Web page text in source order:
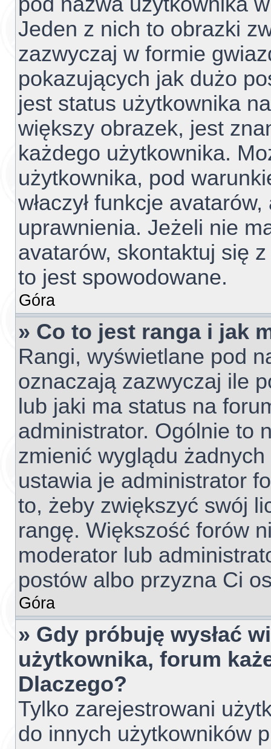
Jeden z nich to obrazki
zazwyczaj w formie
pokazujących jak dużo
jest status użytkownika
większy obrazek, jest
każdego użytkownika.
użytkownika, pod
właczył funkcje
uprawnienia. Jeżeli nie
avatarów, skontaktuj się
to jest spowodowane.
Góra
» Co to jest ranga i jak
Rangi, wyświetlane pod
oznaczają zazwyczaj ile
lub jaki ma status na
administrator. Ogólnie to
zmienić wyglądu
ustawia je administrator
to, żeby zwiększyć swój
rangę. Większość forów
moderator lub
postów albo przyzna Ci
Góra
» Gdy próbuję wysłać
użytkownika, forum
Dlaczego?
Tylko zarejestrowani
do innych użytkowników